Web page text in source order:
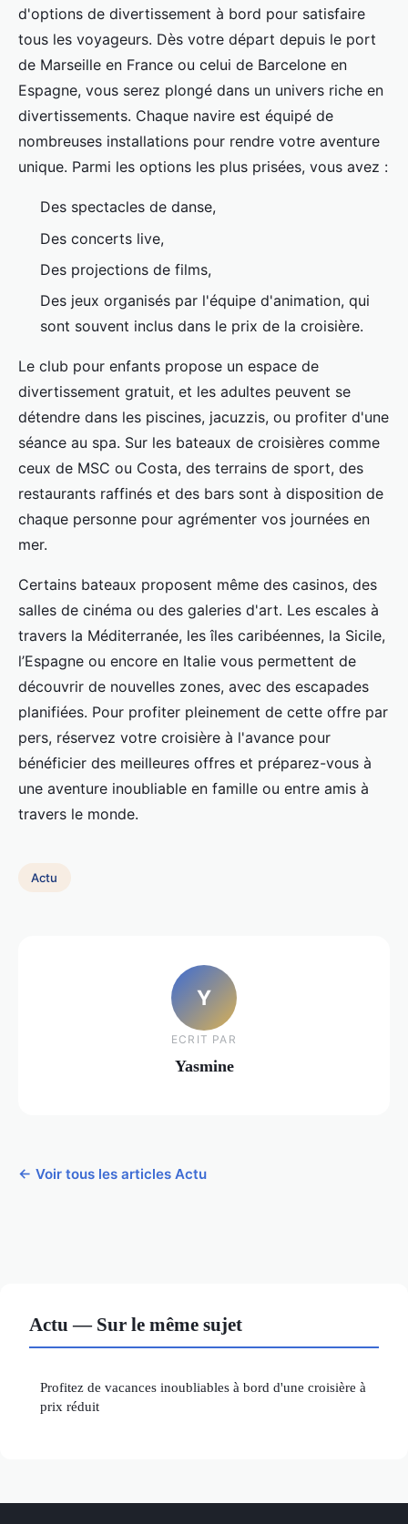
d'options de divertissement à bord pour satisfaire
tous les voyageurs. Dès votre départ depuis le port
de Marseille en France ou celui de Barcelone en
Espagne, vous serez plongé dans un univers riche en
divertissements. Chaque navire est équipé de
nombreuses installations pour rendre votre aventure
unique. Parmi les options les plus prisées, vous avez :
Des spectacles de danse,
Des concerts live,
Des projections de films,
Des jeux organisés par l'équipe d'animation, qui
sont souvent inclus dans le prix de la croisière.
Le club pour enfants propose un espace de
divertissement gratuit, et les adultes peuvent se
détendre dans les piscines, jacuzzis, ou profiter d'une
séance au spa. Sur les bateaux de croisières comme
ceux de MSC ou Costa, des terrains de sport, des
restaurants raffinés et des bars sont à disposition de
chaque personne pour agrémenter vos journées en
mer.
Certains bateaux proposent même des casinos, des
salles de cinéma ou des galeries d'art. Les escales à
travers la Méditerranée, les îles caribéennes, la Sicile,
l’Espagne ou encore en Italie vous permettent de
découvrir de nouvelles zones, avec des escapades
planifiées. Pour profiter pleinement de cette offre par
pers, réservez votre croisière à l'avance pour
bénéficier des meilleures offres et préparez-vous à
une aventure inoubliable en famille ou entre amis à
travers le monde.
Actu
Y
ECRIT PAR
Yasmine
← Voir tous les articles Actu
Actu — Sur le même sujet
Profitez de vacances inoubliables à bord d'une croisière à
prix réduit